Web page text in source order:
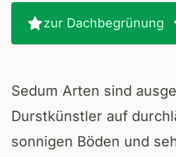
zur Dachbegrünung
Sedum Arten sind
Durstkünstler auf
sonnigen Böden und